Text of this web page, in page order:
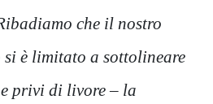
che il nostro
è limitato a sottolineare
privi di livore – la